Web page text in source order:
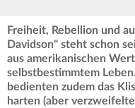
Freiheit, Rebellion und
Davidson" steht schon
aus amerikanischen
selbstbestimmtem
bedienten zudem das
harten (aber